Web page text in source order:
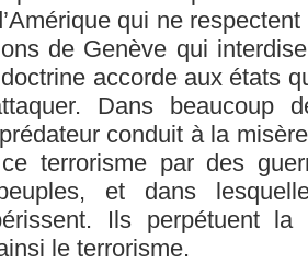
qui ne
de Genève qui
accorde aux états
Dans beaucoup
conduit à la
terrorisme par des
et dans
Ils perpétuent
le terrorisme.